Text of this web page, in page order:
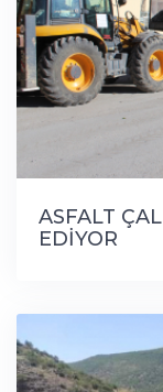
ASFALT
EDİYOR